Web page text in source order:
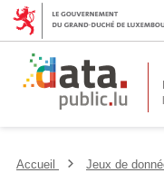
Accueil Jeux de